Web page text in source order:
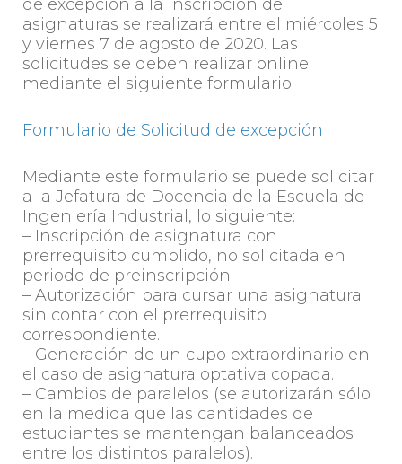
de excepción a la inscripción de
asignaturas se realizará entre el miércoles 5
y viernes 7 de agosto de 2020. Las
solicitudes se deben realizar online
mediante el siguiente formulario:
Formulario de Solicitud de excepción
Mediante este formulario se puede solicitar
a la Jefatura de Docencia de la Escuela de
Ingeniería Industrial, lo siguiente:
– Inscripción de asignatura con
prerrequisito cumplido, no solicitada en
periodo de preinscripción.
– Autorización para cursar una asignatura
sin contar con el prerrequisito
correspondiente.
– Generación de un cupo extraordinario en
el caso de asignatura optativa copada.
– Cambios de paralelos (se autorizarán sólo
en la medida que las cantidades de
estudiantes se mantengan balanceados
entre los distintos paralelos).